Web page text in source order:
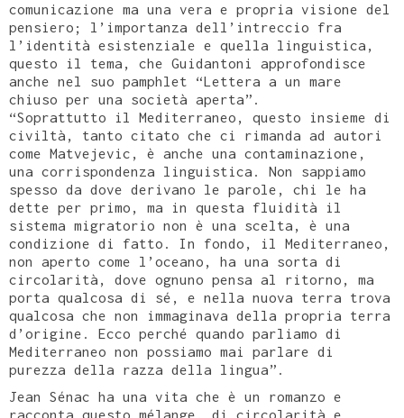
comunicazione ma una vera e propria visione del
pensiero; l’importanza dell’intreccio fra
l’identità esistenziale e quella linguistica,
questo il tema, che Guidantoni approfondisce
anche nel suo pamphlet “Lettera a un mare
chiuso per una società aperta”.
“Soprattutto il Mediterraneo, questo insieme di
civiltà, tanto citato che ci rimanda ad autori
come Matvejevic, è anche una contaminazione,
una corrispondenza linguistica. Non sappiamo
spesso da dove derivano le parole, chi le ha
dette per primo, ma in questa fluidità il
sistema migratorio non è una scelta, è una
condizione di fatto. In fondo, il Mediterraneo,
non aperto come l’oceano, ha una sorta di
circolarità, dove ognuno pensa al ritorno, ma
porta qualcosa di sé, e nella nuova terra trova
qualcosa che non immaginava della propria terra
d’origine. Ecco perché quando parliamo di
Mediterraneo non possiamo mai parlare di
purezza della razza della lingua”.
Jean Sénac ha una vita che è un romanzo e
racconta questo mélange, di circolarità e